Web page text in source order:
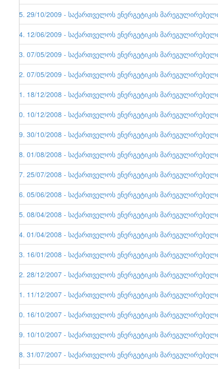
35. 29/10/2009 - საქართველოს ენერგეტიკის
34. 12/06/2009 - საქართველოს ენერგეტიკის
33. 07/05/2009 - საქართველოს ენერგეტიკის
32. 07/05/2009 - საქართველოს ენერგეტიკის
31. 18/12/2008 - საქართველოს ენერგეტიკის
30. 10/12/2008 - საქართველოს ენერგეტიკის
29. 30/10/2008 - საქართველოს ენერგეტიკის
28. 01/08/2008 - საქართველოს ენერგეტიკის
27. 25/07/2008 - საქართველოს ენერგეტიკის
26. 05/06/2008 - საქართველოს ენერგეტიკის
25. 08/04/2008 - საქართველოს ენერგეტიკის
24. 01/04/2008 - საქართველოს ენერგეტიკის
23. 16/01/2008 - საქართველოს ენერგეტიკის
22. 28/12/2007 - საქართველოს ენერგეტიკის
21. 11/12/2007 - საქართველოს ენერგეტიკის
20. 16/10/2007 - საქართველოს ენერგეტიკის
19. 10/10/2007 - საქართველოს ენერგეტიკის
18. 31/07/2007 - საქართველოს ენერგეტიკის